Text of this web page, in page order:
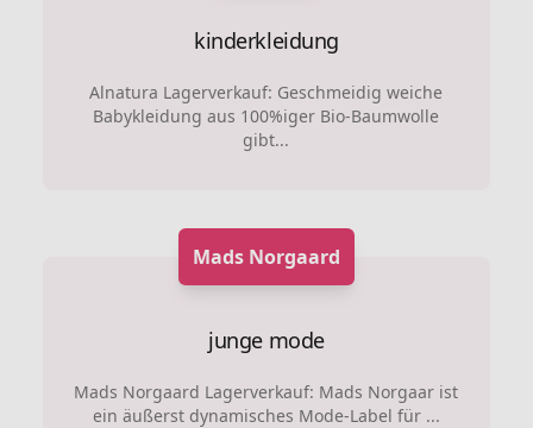
kinderkleidung
Alnatura Lagerverkauf: Geschmeidig weiche
Babykleidung aus 100%iger Bio-Baumwolle
gibt...
Mads Norgaard
junge mode
Mads Norgaard Lagerverkauf: Mads Norgaar ist
ein äußerst dynamisches Mode-Label für ...